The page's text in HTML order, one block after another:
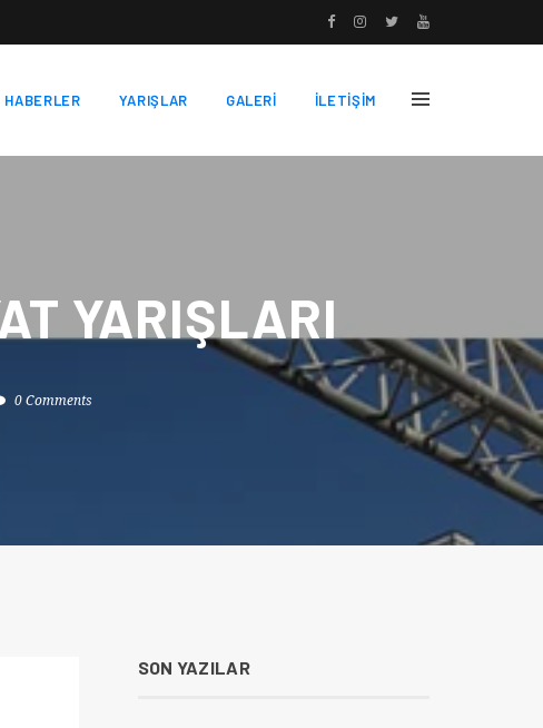
HABERLER YARIŞLAR GALERİ İLETİŞİM
YARIŞLARI
0 Comments
SON YAZILAR